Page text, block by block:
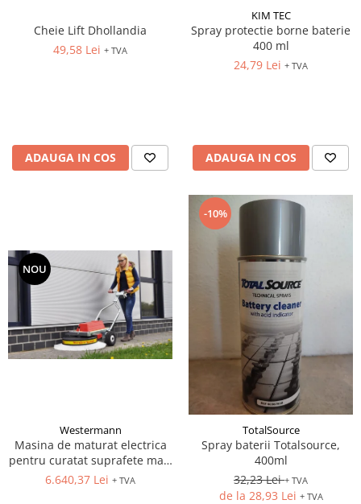
Cheie Lift Dhollandia
49,58 Lei + TVA
ADAUGA IN COS
KIM TEC
Spray protectie borne baterie
400 ml
24,79 Lei + TVA
ADAUGA IN COS
NOU
Westermann
Masina de maturat electrica
pentru curatat suprafete mari
in depozite
6.640,37 Lei + TVA
-10%
TotalSource
Spray baterii Totalsource,
400ml
32,23 Lei+ TVA
de la 28,93 Lei + TVA